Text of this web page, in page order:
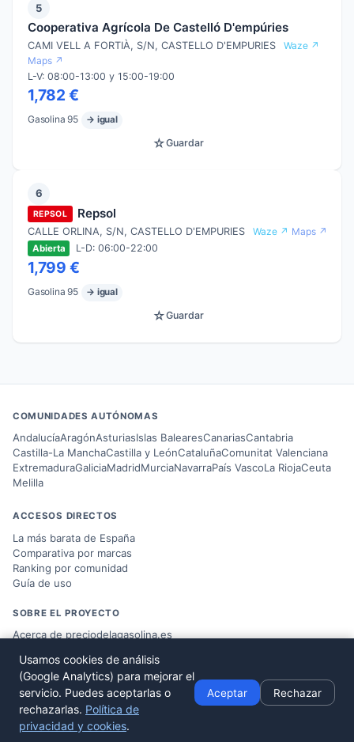
5
Cooperativa Agrícola De Castelló D'empúries
CAMI VELL A FORTIÀ, S/N, CASTELLO D'EMPURIES
Waze ↗
Maps ↗
L-V: 08:00-13:00 y 15:00-19:00
1,782 €
Gasolina 95 → igual
☆Guardar
6
REPSOL Repsol
CALLE ORLINA, S/N, CASTELLO D'EMPURIES Waze ↗ Maps ↗
Abierta L-D: 06:00-22:00
1,799 €
Gasolina 95 → igual
☆Guardar
COMUNIDADES AUTÓNOMAS
AndalucíaAragónAsturiasIslas BalearesCanariasCantabria
Castilla-La ManchaCastilla y LeónCataluñaComunitat Valenciana
ExtremaduraGaliciaMadridMurciaNavarraPaís VascoLa RiojaCeuta
Melilla
ACCESOS DIRECTOS
La más barata de España
Comparativa por marcas
Ranking por comunidad
Guía de uso
SOBRE EL PROYECTO
Acerca de preciodelagasolina.es
Datos del Ministerio MITERD
Desarrollado porVíctor Corbacho
© 2026 preciodelagasolina.es ·
Usamos cookies de análisis
(Google Analytics) para mejorar el
servicio. Puedes aceptarlas o
rechazarlas. Política de
privacidad y cookies.
Aceptar Rechazar